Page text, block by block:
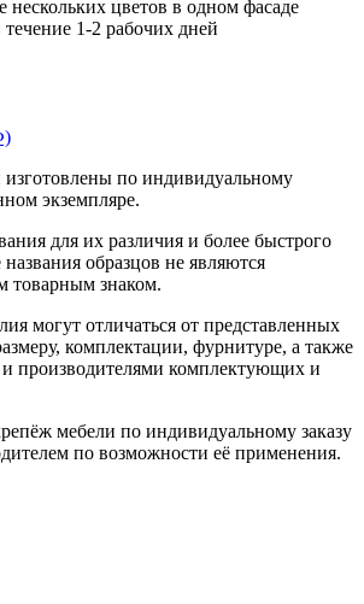
нескольких цветов в одном фасаде
течение 1-2 рабочих дней
по индивидуальному
экземпляре.
для их различия и более быстрого
образцов не являются
товарным знаком.
могут отличаться от представленных
комплектации, фурнитуре, а также
производителями комплектующих и
мебели по индивидуальному заказу
по возможности её применения.